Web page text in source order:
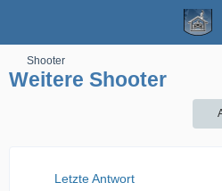
Shooter
Weitere Shooter
Letzte Antwort